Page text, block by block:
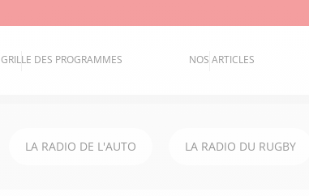
GRILLE DES PROGRAMMES NOS ARTICLES
LA RADIO DE L'AUTO LA RADIO DU RUGBY